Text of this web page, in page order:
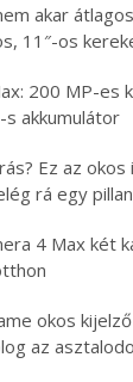
akar
11″-os
200 MP-es
akkumulátor
Ez az
rá egy
4 Max két
okos
az